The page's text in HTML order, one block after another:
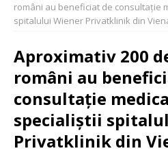
români au beneficiat de consultație
spitalului Wiener Privatklinik din
Aproximativ 200
români au
consultație
specialiștii
Privatklinik din